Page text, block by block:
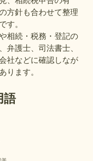
方針も合わせて整理
す。
相続・税務・登記の
弁護士、司法書士、
社などに確認しなが
ります。
語